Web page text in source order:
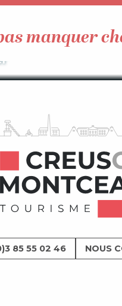
manquer
85 55 02 46 NOUS